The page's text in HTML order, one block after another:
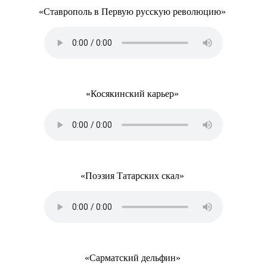
«Ставрополь в Первую русскую революцию»
«Косякинский карьер»
«Поэзия Татарских скал»
«Сарматский дельфин»